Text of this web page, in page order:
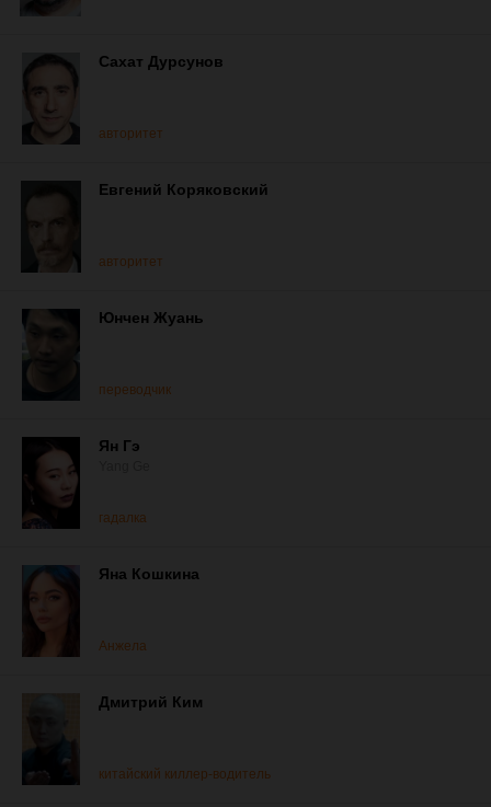
Сахат Дурсунов
авторитет
Евгений Коряковский
авторитет
Юнчен Жуань
переводчик
Ян Гэ
гадалка
Яна Кошкина
Анжела
Дмитрий Ким
китайский киллер-водитель